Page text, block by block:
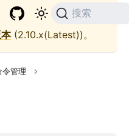
搜索
(2.10.x(Latest))。
令管理